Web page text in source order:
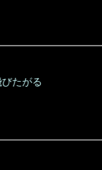
たがる